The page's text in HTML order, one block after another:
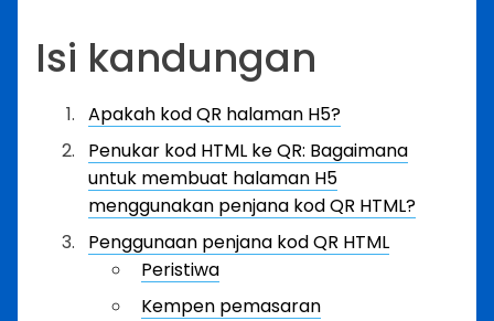
Isi kandungan
Apakah kod QR halaman H5?
Penukar kod HTML ke QR: Bagaimana
untuk membuat halaman H5
menggunakan penjana kod QR HTML?
Penggunaan penjana kod QR HTML
Peristiwa
Kempen pemasaran